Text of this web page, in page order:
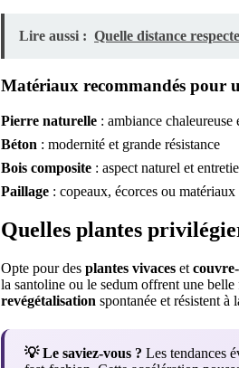
Lire aussi : Quelle distance
Matériaux recommandés pour
Pierre naturelle : ambiance chaleureuse
Béton : modernité et grande résistance
Bois composite : aspect naturel et
Paillage : copeaux, écorces ou
Quelles plantes
Opte pour des plantes vivaces et
la santoline ou le sedum offrent une
revégétalisation spontanée et résistent à
💡 Le saviez-vous ? Les tendances